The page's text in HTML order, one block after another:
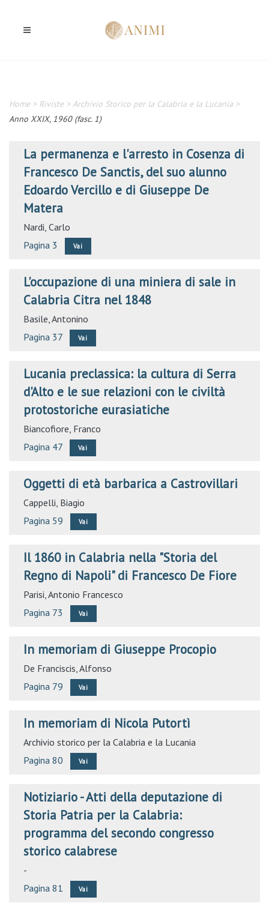
Home> Riviste> Archivio Storico per la Calabria e la Lucania >
Anno XXIX, 1960 (fasc. 1)
La permanenza e l'arresto in Cosenza di
Francesco De Sanctis, del suo alunno
Edoardo Vercillo e di Giuseppe De
Matera
Nardi, Carlo
Pagina 3
Vai
L'occupazione di una miniera di sale in
Calabria Citra nel 1848
Basile, Antonino
Pagina 37
Vai
Lucania preclassica: la cultura di Serra
d'Alto e le sue relazioni con le civiltà
protostoriche eurasiatiche
Biancofiore, Franco
Pagina 47
Vai
Oggetti di età barbarica a Castrovillari
Cappelli, Biagio
Pagina 59
Vai
Il 1860 in Calabria nella "Storia del
Regno di Napoli" di Francesco De Fiore
Parisi, Antonio Francesco
Pagina 73
Vai
In memoriam di Giuseppe Procopio
De Franciscis, Alfonso
Pagina 79
Vai
In memoriam di Nicola Putortì
Archivio storico per la Calabria e la Lucania
Pagina 80
Vai
Notiziario - Atti della deputazione di
Storia Patria per la Calabria:
programma del secondo congresso
storico calabrese
-
Pagina 81
Vai